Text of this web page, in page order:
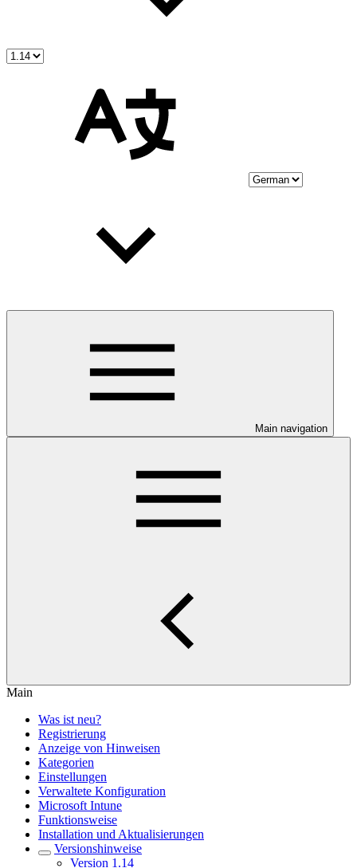
Main navigation
Main
Was ist neu?
Registrierung
Anzeige von Hinweisen
Kategorien
Einstellungen
Verwaltete Konfiguration
Microsoft Intune
Funktionsweise
Installation und Aktualisierungen
Versionshinweise
Version 1.14